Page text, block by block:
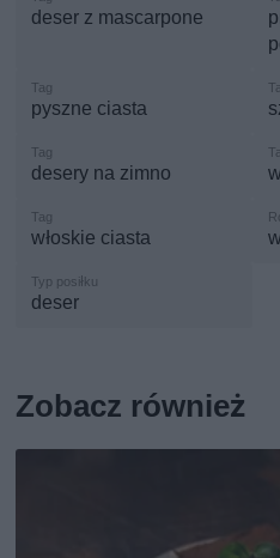
deser z mascarpone
pyszne ciasta
desery na zimno
włoskie ciasta
deser
Zobacz również